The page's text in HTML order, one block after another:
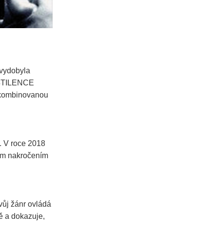
V roce 2018
nakročením
žánr ovládá
a dokazuje,